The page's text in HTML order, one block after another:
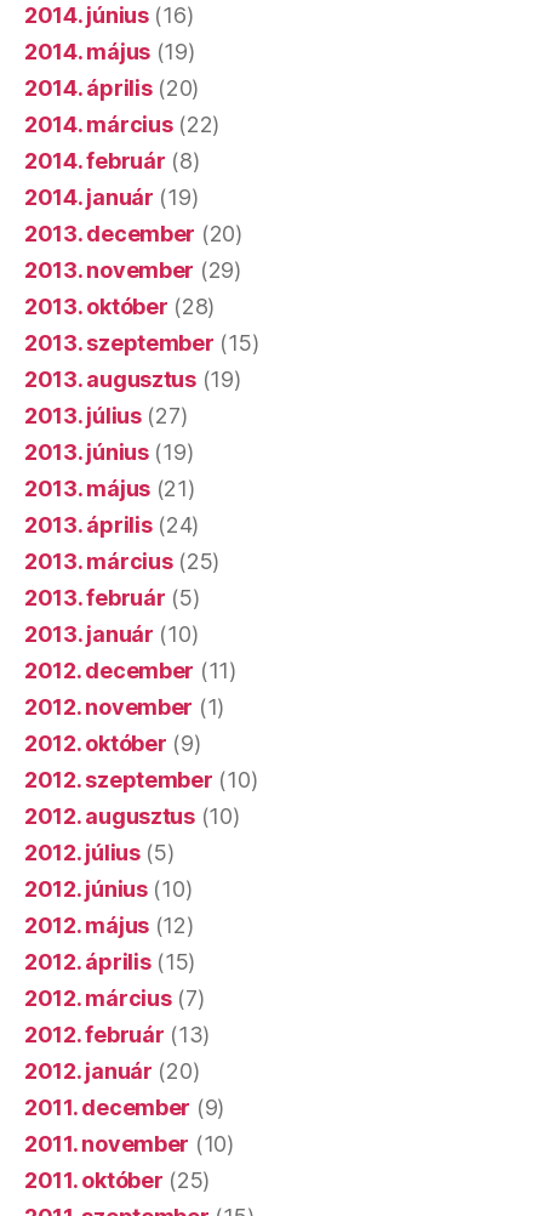
2014. június(16)
2014. május (19)
2014. április(20)
2014. március(22)
2014. február (8)
2014. január (19)
2013. december (20)
2013. november (29)
2013. október (28)
2013. szeptember (15)
2013. augusztus(19)
2013. július(27)
2013. június(19)
2013. május (21)
2013. április(24)
2013. március(25)
2013. február (5)
2013. január (10)
2012. december (11)
2012. november (1)
2012. október (9)
2012. szeptember (10)
2012. augusztus(10)
2012. július(5)
2012. június(10)
2012. május (12)
2012. április(15)
2012. március(7)
2012. február (13)
2012. január (20)
2011. december (9)
2011. november (10)
2011. október (25)